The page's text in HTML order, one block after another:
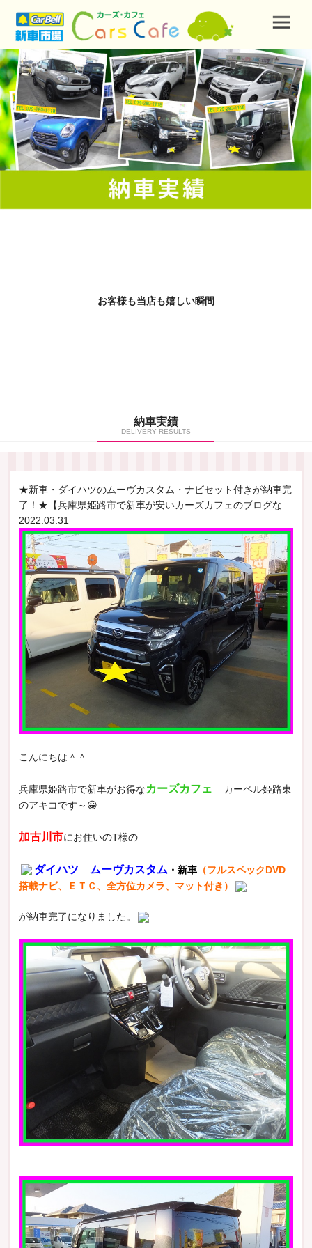
お客様も当店も嬉しい瞬間
納車実績
DELIVERY RESULTS
★新車・ダイハツのムーヴカスタム・ナビセット付きが納車完
了！★【兵庫県姫路市で新車が安いカーズカフェのブログな
2022.03.31
こんにちは＾＾
兵庫県姫路市で新車がお得なカーズカフェ
カーベル姫路東
のアキコです～😀
加古川市にお住いのT様の
ダイハツ ムーヴカスタム ・新車（フルスペックDVD
搭載ナビ、ＥＴＣ、全方位カメラ、マット付き）
が納車完了になりました。